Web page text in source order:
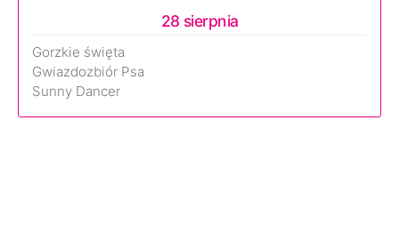
28 sierpnia
Gorzkie święta
Gwiazdozbiór Psa
Sunny Dancer